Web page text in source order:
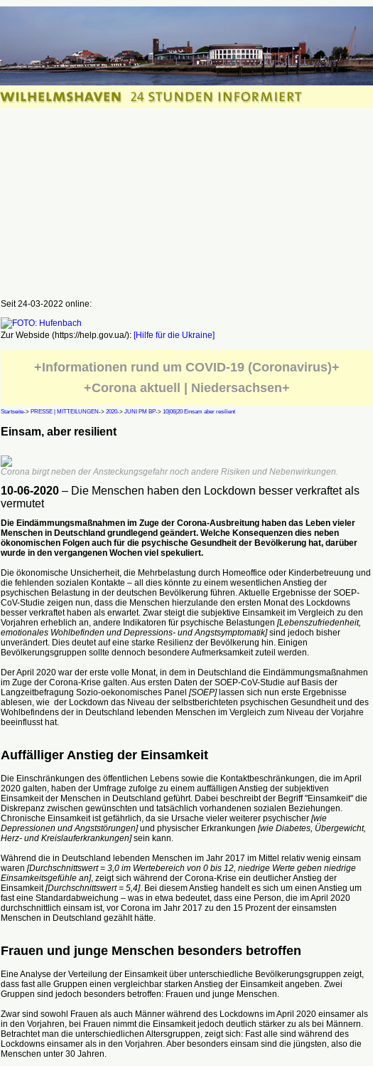
Seit 24-03-2022 online:
Zur Webside (https://help.gov.ua/): [Hilfe für die Ukraine]
+Informationen rund um COVID-19 (Coronavirus)+
+Corona aktuell | Niedersachsen+
Startseite-> PRESSE | MITTEILUNGEN-> 2020-> JUNI PM BP-> 10|06|20 Einsam aber resilient
Einsam, aber resilient
Corona birgt neben der Ansteckungsgefahr noch andere Risiken und Nebenwirkungen.
10-06-2020– Die Menschen haben den Lockdown besser verkraftet als
vermutet
Die Eindämmungsmaßnahmen im Zuge der Corona-Ausbreitung haben das Leben vieler
Menschen in Deutschland grundlegend geändert. Welche Konsequenzen dies neben
ökonomischen Folgen auch für die psychische Gesundheit der Bevölkerung hat, darüber
wurde in den vergangenen Wochen viel spekuliert.
Die ökonomische Unsicherheit, die Mehrbelastung durch Homeoffice oder Kinderbetreuung und
die fehlenden sozialen Kontakte – all dies könnte zu einem wesentlichen Anstieg der
psychischen Belastung in der deutschen Bevölkerung führen. Aktuelle Ergebnisse der SOEP-
CoV-Studie zeigen nun, dass die Menschen hierzulande den ersten Monat des Lockdowns
besser verkraftet haben als erwartet. Zwar steigt die subjektive Einsamkeit im Vergleich zu den
Vorjahren erheblich an, andere Indikatoren für psychische Belastungen [Lebenszufriedenheit,
emotionales Wohlbefinden und Depressions- und Angstsymptomatik]sind jedoch bisher
unverändert. Dies deutet auf eine starke Resilienz der Bevölkerung hin. Einigen
Bevölkerungsgruppen sollte dennoch besondere Aufmerksamkeit zuteil werden.
Der April 2020 war der erste volle Monat, in dem in Deutschland die Eindämmungsmaßnahmen
im Zuge der Corona-Krise galten. Aus ersten Daten der SOEP-CoV-Studie auf Basis der
Langzeitbefragung Sozio-oekonomisches Panel [SOEP]lassen sich nun erste Ergebnisse
ablesen, wie der Lockdown das Niveau der selbstberichteten psychischen Gesundheit und des
Wohlbefindens der in Deutschland lebenden Menschen im Vergleich zum Niveau der Vorjahre
beeinflusst hat.
Auffälliger Anstieg der Einsamkeit
Die Einschränkungen des öffentlichen Lebens sowie die Kontaktbeschränkungen, die im April
2020 galten, haben der Umfrage zufolge zu einem auffälligen Anstieg der subjektiven
Einsamkeit der Menschen in Deutschland geführt. Dabei beschreibt der Begriff "Einsamkeit" die
Diskrepanz zwischen gewünschten und tatsächlich vorhandenen sozialen Beziehungen.
Chronische Einsamkeit ist gefährlich, da sie Ursache vieler weiterer psychischer [wie
Depressionen und Angststörungen]und physischer Erkrankungen [wie Diabetes, Übergewicht,
Herz- und Kreislauferkrankungen]sein kann.
Während die in Deutschland lebenden Menschen im Jahr 2017 im Mittel relativ wenig einsam
waren [Durchschnittswert = 3,0 im Wertebereich von 0 bis 12, niedrige Werte geben niedrige
Einsamkeitsgefühle an], zeigt sich während der Corona-Krise ein deutlicher Anstieg der
Einsamkeit[Durchschnittswert = 5,4]. Bei diesem Anstieg handelt es sich um einen Anstieg um
fast eine Standardabweichung – was in etwa bedeutet, dass eine Person, die im April 2020
durchschnittlich einsam ist, vor Corona im Jahr 2017 zu den 15 Prozent der einsamsten
Menschen in Deutschland gezählt hätte.
Frauen und junge Menschen besonders betroffen
Eine Analyse der Verteilung der Einsamkeit über unterschiedliche Bevölkerungsgruppen zeigt,
dass fast alle Gruppen einen vergleichbar starken Anstieg der Einsamkeit angeben. Zwei
Gruppen sind jedoch besonders betroffen: Frauen und junge Menschen.
Zwar sind sowohl Frauen als auch Männer während des Lockdowns im April 2020 einsamer als
in den Vorjahren, bei Frauen nimmt die Einsamkeit jedoch deutlich stärker zu als bei Männern.
Betrachtet man die unterschiedlichen Altersgruppen, zeigt sich: Fast alle sind während des
Lockdowns einsamer als in den Vorjahren. Aber besonders einsam sind die jüngsten, also die
Menschen unter 30 Jahren.